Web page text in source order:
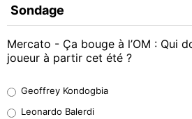
Sondage
Mercato - Ça bouge à l’OM : Qui
joueur à partir cet été ?
38%
Geoffrey Kondogbia
Leonardo Balerdi